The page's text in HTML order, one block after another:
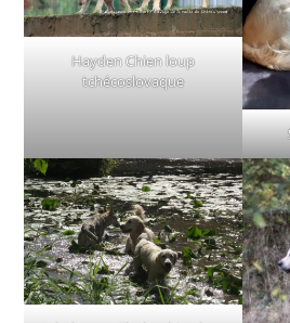
Hayden Chien loup
tchécoslovaque